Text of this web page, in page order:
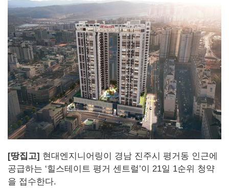
[땅집고] 현대엔지니어링이 경남 진주시 평거동 인근에
공급하는 ‘힐스테이트 평거 센트럴’이 21일 1순위 청약
을 접수한다.